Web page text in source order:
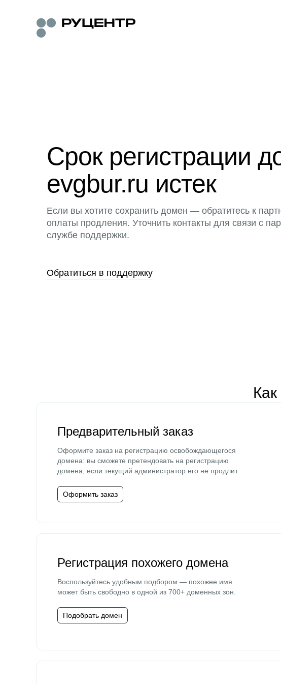
Срок регистрации
evgbur.ru истек
Если вы хотите сохранить домен — обратитесь к
оплаты продления. Уточнить контакты для связи с
службе поддержки.
Обратиться в поддержку
Предварительный заказ
Оформите заказ на регистрацию освобождающегося
домена: вы сможете претендовать на регистрацию
домена, если текущий администратор его не продлит.
Оформить заказ
Регистрация похожего домена
Воспользуйтесь удобным подбором — похожее имя
может быть свободно в одной из 700+ доменных зон.
Подобрать домен